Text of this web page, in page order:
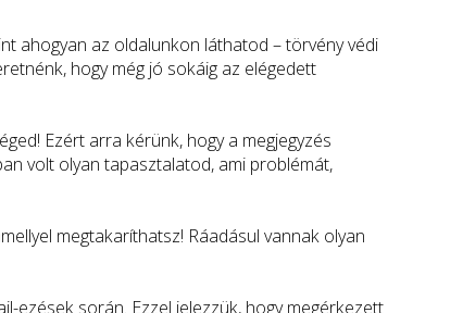
ahogyan az oldalunkon láthatod – törvény védi
hogy még jó sokáig az elégedett
Ezért arra kérünk, hogy a megjegyzés
volt olyan tapasztalatod, ami problémát,
megtakaríthatsz! Ráadásul vannak olyan
ezések során. Ezzel jelezzük, hogy megérkezett